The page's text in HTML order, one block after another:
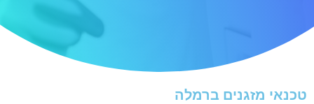
טכנאי מזגנים ברמלה